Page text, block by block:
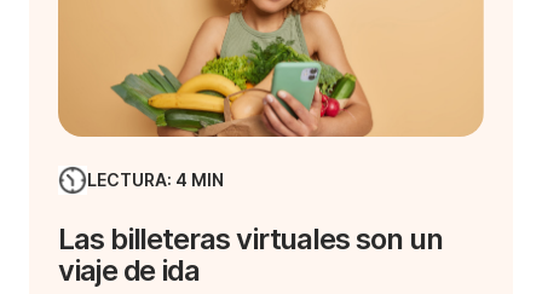
LECTURA: 4 MIN
Las billeteras virtuales son un
viaje de ida